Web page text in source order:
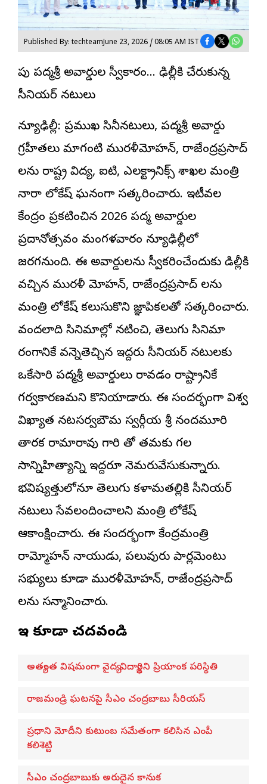
Published By: techteamJune 23, 2026 / 08:05 AM IST
రేపు పద్మశ్రీ అవార్డుల స్వీకారం… ఢిల్లీకి చేరుకున్న
సీనియర్ నటులు
న్యూఢిల్లీ: ప్రముఖ సినీనటులు, పద్మశ్రీ అవార్డు
గ్రహీతలు మాగంటి మురళీమోహన్, రాజేంద్రప్రసాద్
లను రాష్ట్ర విద్య, ఐటి, ఎలక్ట్రానిక్స్ శాఖల మంత్రి
నారా లోకేష్ ఘనంగా సత్కరించారు. ఇటీవల
కేంద్రం ప్రకటించిన 2026 పద్మ అవార్డుల
ప్రదానోత్సవం మంగళవారం న్యూఢిల్లీలో
జరగనుంది. ఈ అవార్డులను స్వీకరించేందుకు డిల్లీకి
వచ్చిన మురళీ మోహన్, రాజేంద్రప్రసాద్ లను
మంత్రి లోకేష్ కలుసుకొని జ్ఞాపికలతో సత్కరించారు.
వందలాది సినిమాల్లో నటించి, తెలుగు సినిమా
రంగానికే వన్నెతెచ్చిన ఇద్దరు సీనియర్ నటులకు
ఒకేసారి పద్మశ్రీ అవార్డులు రావడం రాష్ట్రానికే
గర్వకారణమని కొనియాడారు. ఈ సందర్భంగా విశ్వ
విఖ్యాత నటసర్వబౌమ స్వర్గీయ శ్రీ నందమూరి
తారక రామారావు గారి తో తమకు గల
సాన్నిహిత్యాన్ని ఇద్దరూ నెమరువేసుకున్నారు.
భవిష్యత్తులోనూ తెలుగు కళామతల్లికి సీనియర్
నటులు సేవలందించాలని మంత్రి లోకేష్
ఆకాంక్షించారు. ఈ సందర్భంగా కేంద్రమంత్రి
రామ్మోహన్ నాయుడు, పలువురు పార్లమెంటు
సభ్యులు కూడా మురళీమోహన్, రాజేంద్రప్రసాద్
లను సన్మానించారు.
ఇవి కూడా చదవండి
అత్యంత విషమంగా వైద్య విద్యార్థిని ప్రియాంక పరిస్థితి
రాజమండ్రి ఘటనపై సీఎం చంద్రబాబు సీరియస్
ప్రధాని మోదీని కుటుంబ సమేతంగా కలిసిన ఎంపీ
కలిశెట్టి
సీఎం చంద్రబాబుకు అరుదైన కానుక